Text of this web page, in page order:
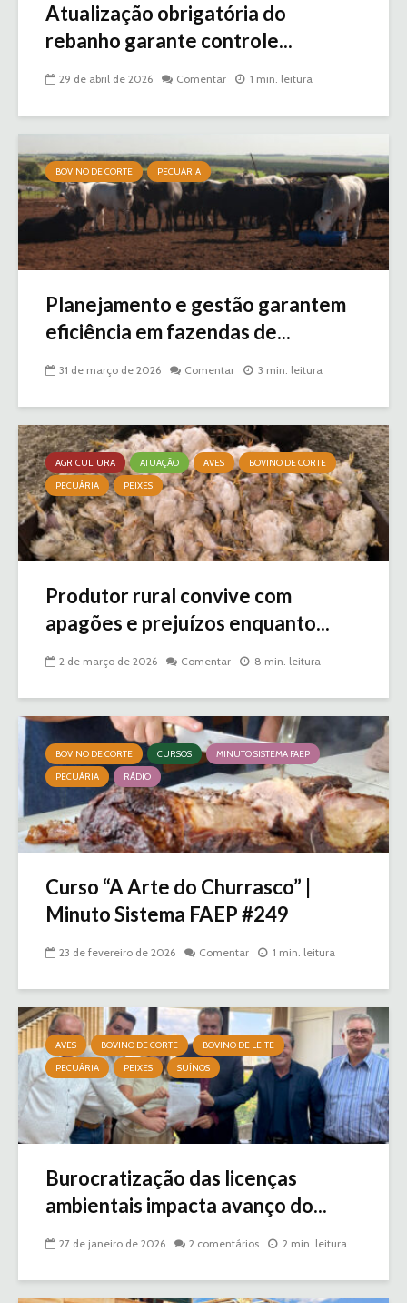
Atualização obrigatória do
rebanho garante controle...
29 de abril de 2026 Comentar 1 min. leitura
BOVINO DE CORTE PECUÁRIA
Planejamento e gestão garantem
eficiência em fazendas de...
31 de março de 2026 Comentar 3 min. leitura
AGRICULTURA ATUAÇÃO AVES
BOVINO DE CORTE
PECUÁRIA
PEIXES
Produtor rural convive com
apagões e prejuízos enquanto...
2 de março de 2026 Comentar 8 min. leitura
BOVINO DE CORTE CURSOS
MINUTO SISTEMA FAEP
PECUÁRIA
RÁDIO
Curso “A Arte do Churrasco” |
Minuto Sistema FAEP #249
23 de fevereiro de 2026 Comentar 1 min. leitura
AVES BOVINO DE CORTE
BOVINO DE LEITE
PECUÁRIA
PEIXES SUÍNOS
Burocratização das licenças
ambientais impacta avanço do...
27 de janeiro de 2026 2 comentários 2 min. leitura